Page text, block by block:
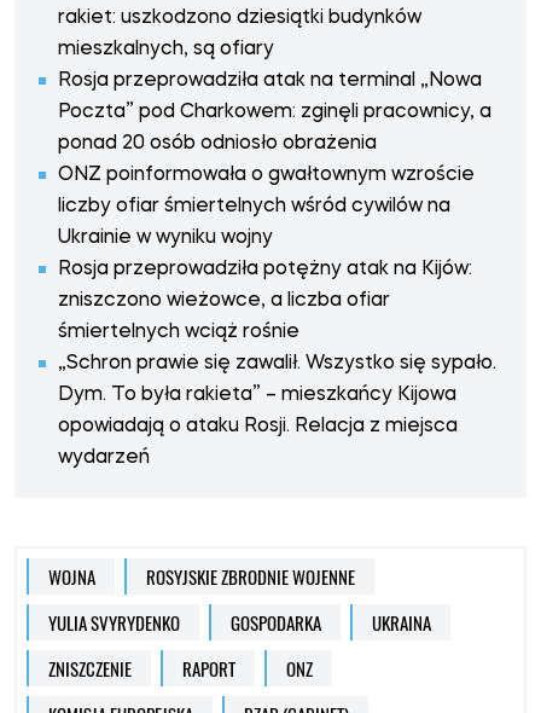
rakiet: uszkodzono dziesiątki budynków
mieszkalnych, są ofiary
Rosja przeprowadziła atak na terminal „Nowa
Poczta” pod Charkowem: zginęli pracownicy, a
ponad 20 osób odniosło obrażenia
ONZ poinformowała o gwałtownym wzroście
liczby ofiar śmiertelnych wśród cywilów na
Ukrainie w wyniku wojny
Rosja przeprowadziła potężny atak na Kijów:
zniszczono wieżowce, a liczba ofiar
śmiertelnych wciąż rośnie
„Schron prawie się zawalił. Wszystko się sypało.
Dym. To była rakieta” – mieszkańcy Kijowa
opowiadają o ataku Rosji. Relacja z miejsca
wydarzeń
WOJNA
ROSYJSKIE ZBRODNIE WOJENNE
YULIA SVYRYDENKO
GOSPODARKA
UKRAINA
ZNISZCZENIE
RAPORT
ONZ